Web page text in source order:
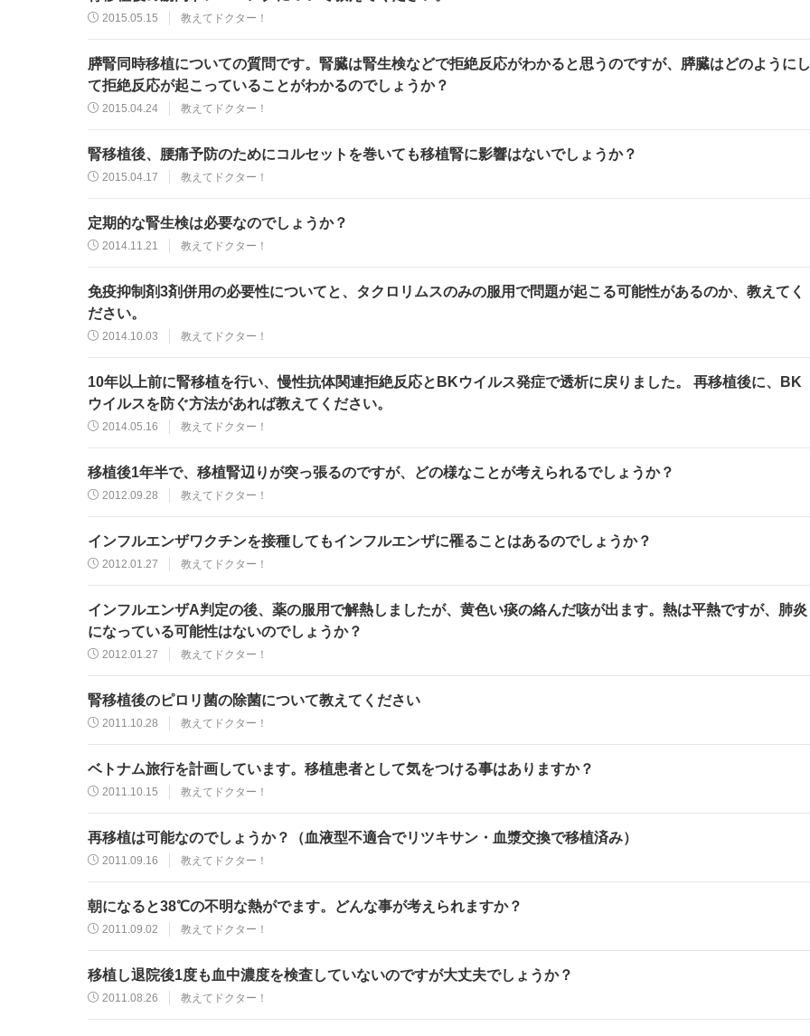
2015.05.15 教えてドクター！
膵腎同時移植についての質問です。腎臓は腎生検などで拒絶反応がわかると思うのですが、膵臓はどのように
て拒絶反応が起こっていることがわかるのでしょうか？
2015.04.24 教えてドクター！
腎移植後、腰痛予防のためにコルセットを巻いても移植腎に影響はないでしょうか？
2015.04.17 教えてドクター！
定期的な腎生検は必要なのでしょうか？
2014.11.21 教えてドクター！
免疫抑制剤3剤併用の必要性についてと、タクロリムスのみの服用で問題が起こる可能性があるのか、教えてく
ださい。
2014.10.03 教えてドクター！
10年以上前に腎移植を行い、慢性抗体関連拒絶反応とBKウイルス発症で透析に戻りました。 再移植後に、BK
ウイルスを防ぐ方法があれば教えてください。
2014.05.16 教えてドクター！
移植後1年半で、移植腎辺りが突っ張るのですが、どの様なことが考えられるでしょうか？
2012.09.28 教えてドクター！
インフルエンザワクチンを接種してもインフルエンザに罹ることはあるのでしょうか？
2012.01.27 教えてドクター！
インフルエンザA判定の後、薬の服用で解熱しましたが、黄色い痰の絡んだ咳が出ます。熱は平熱ですが、肺炎
になっている可能性はないのでしょうか？
2012.01.27 教えてドクター！
腎移植後のピロリ菌の除菌について教えてください
2011.10.28 教えてドクター！
ベトナム旅行を計画しています。移植患者として気をつける事はありますか？
2011.10.15 教えてドクター！
再移植は可能なのでしょうか？（血液型不適合でリツキサン・血漿交換で移植済み）
2011.09.16 教えてドクター！
朝になると38℃の不明な熱がでます。どんな事が考えられますか？
2011.09.02 教えてドクター！
移植し退院後1度も血中濃度を検査していないのですが大丈夫でしょうか？
2011.08.26 教えてドクター！